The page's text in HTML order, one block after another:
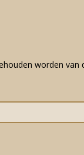
worden van